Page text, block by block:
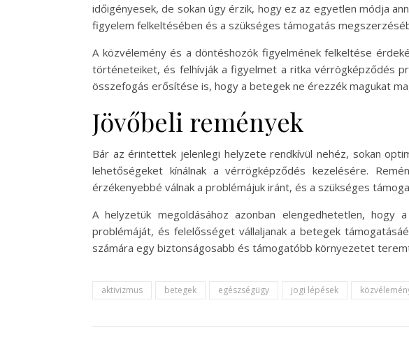
időigényesek, de sokan úgy érzik, hogy ez az egyetlen módja
figyelem felkeltésében és a szükséges támogatás
A közvélemény és a döntéshozók figyelmének felkeltése
történeteiket, és felhívják a figyelmet a ritka vérrögképződés
összefogás erősítése is, hogy a betegek ne érezzék magukat
Jövőbeli remények
Bár az érintettek jelenlegi helyzete rendkívül nehéz, sokan
lehetőségeket kínálnak a vérrögképződés kezelésére.
érzékenyebbé válnak a problémájuk iránt, és a szükséges
A helyzetük megoldásához azonban elengedhetetlen,
problémáját, és felelősséget vállaljanak a betegek
számára egy biztonságosabb és támogatóbb környezetet
aktivizmus betegek egészségügy jogi lépések